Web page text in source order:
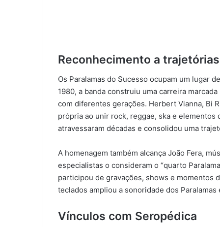
Reconhecimento a trajetórias
Os Paralamas do Sucesso ocupam um lugar
1980, a banda construiu uma carreira
com diferentes gerações. Herbert Vianna, Bi
própria ao unir rock, reggae, ska e
atravessaram décadas e consolidou uma
A homenagem também alcança João Fera,
especialistas o consideram o “quarto
participou de gravações, shows e momentos
teclados ampliou a sonoridade dos
Vínculos com Seropédica